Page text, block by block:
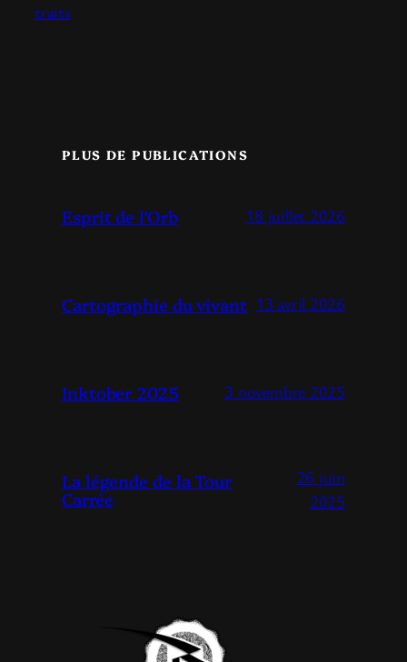
traits
PLUS DE PUBLICATIONS
Esprit de l’Orb 18 juillet 2026
Cartographie du vivant 13 avril 2026
Inktober 2025 3 novembre 2025
La légende de la Tour
Carrée
26 juin
2025